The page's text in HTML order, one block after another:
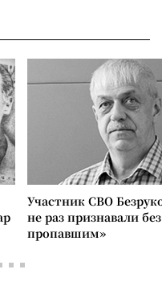
Участник СВО
не раз признавали
пропавшим»